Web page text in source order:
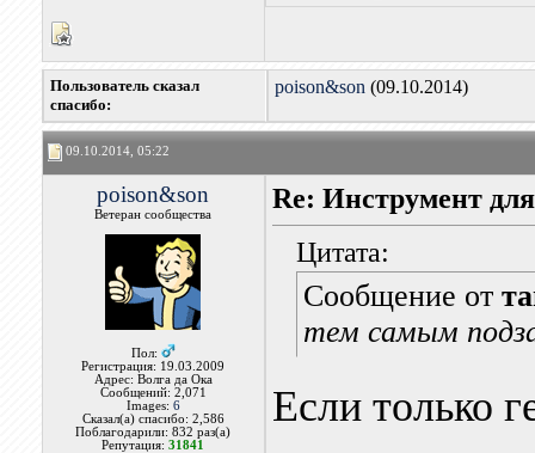
Пользователь сказал
cпасибо:
poison&son (09.10.2014)
09.10.2014, 05:22
poison&son
Ветеран сообщества
Пол:
Регистрация: 19.03.2009
Адрес: Волга да Ока
Сообщений: 2,071
Images: 6
Сказал(а) спасибо: 2,586
Поблагодарили: 832 раз(а)
Репутация:31841
Re: Инструмент
Цитата:
Сообщение от
тем самым
Если только